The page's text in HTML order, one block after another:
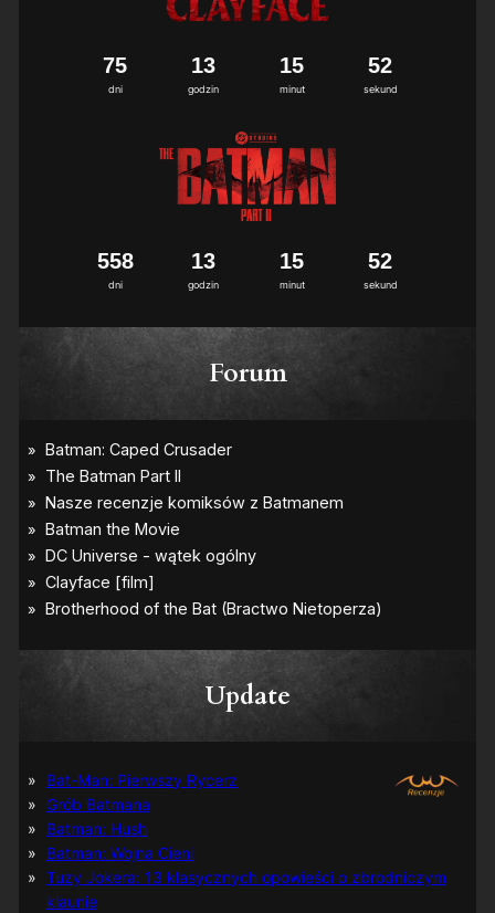
dni
75
godzin
13
minut
15
sekund
52
dni
558
godzin
13
minut
15
sekund
52
Forum
Update
Bat-Man: Pierwszy Rycerz
Grób Batmana
Batman: Hush
Batman: Wojna Cieni
Tuzy Jokera: 13 klasycznych opowieści o zbrodniczym
klaunie